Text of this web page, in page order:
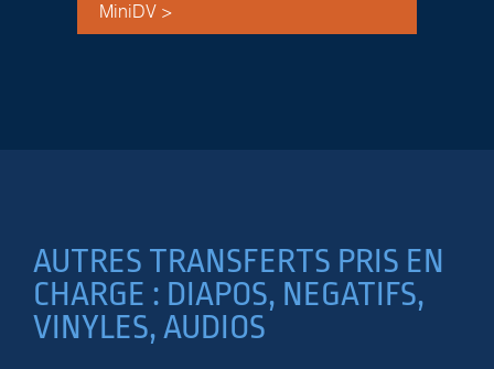
MiniDV >
AUTRES TRANSFERTS PRIS EN
CHARGE : DIAPOS, NEGATIFS,
VINYLES, AUDIOS